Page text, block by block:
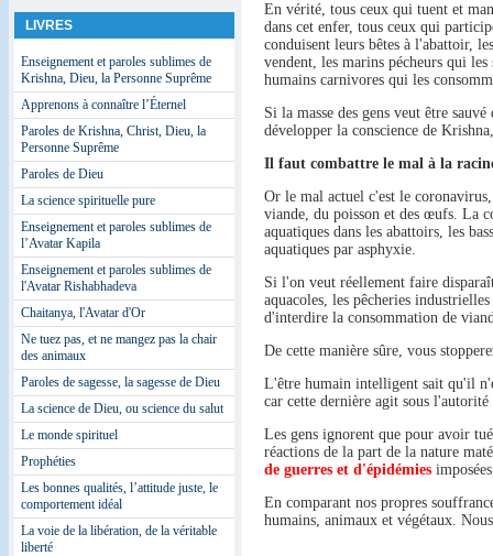
En vérité, tous ceux qui tuent et
dans cet enfer, tous ceux qui
conduisent leurs bêtes à l'abattoir,
vendent, les marins pécheurs qui
humains carnivores qui les
Si la masse des gens veut être
développer la conscience de
Il faut combattre le mal à la
Or le mal actuel c'est le
viande, du poisson et des œufs. La
aquatiques dans les abattoirs, les
aquatiques par asphyxie.
Si l'on veut réellement faire
aquacoles, les pêcheries
d'interdire la consommation de
De cette manière sûre, vous
L'être humain intelligent sait qu'il
car cette dernière agit sous
Les gens ignorent que pour avoir
réactions de la part de la nature
de guerres et d'épidémies
En comparant nos propres
humains, animaux et végétaux. Nous
LIVRES
Enseignement et paroles sublimes de
Krishna, Dieu, la Personne Suprême
Apprenons à connaître l’Éternel
Paroles de Krishna, Christ, Dieu, la
Personne Suprême
Paroles de Dieu
La science spirituelle pure
Enseignement et paroles sublimes de
l’Avatar Kapila
Enseignement et paroles sublimes de
l'Avatar Rishabhadeva
Chaitanya, l'Avatar d'Or
Ne tuez pas, et ne mangez pas la chair
des animaux
Paroles de sagesse, la sagesse de Dieu
La science de Dieu, ou science du salut
Le monde spirituel
Prophéties
Les bonnes qualités, l’attitude juste, le
comportement idéal
La voie de la libération, de la véritable
liberté